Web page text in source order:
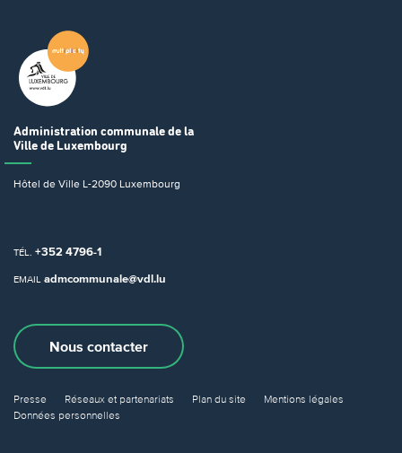
Administration communale de la
Ville de Luxembourg
Hôtel de Ville L-2090 Luxembourg
TÉL. +352 4796-1
EMAIL admcommunale@vdl.lu
Nous contacter
Presse Réseaux et partenariats Plan du site
Mentions légales
Données personnelles